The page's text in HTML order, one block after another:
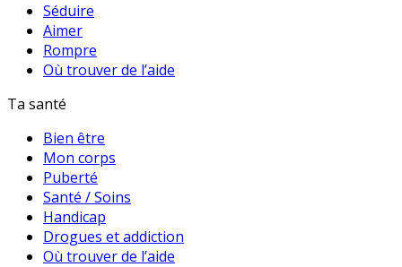
Séduire
Aimer
Rompre
Où trouver de l’aide
Ta santé
Bien être
Mon corps
Puberté
Santé / Soins
Handicap
Drogues et addiction
Où trouver de l’aide